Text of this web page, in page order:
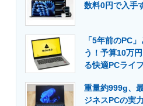
数料0円で入手
「5年前のPC
う！予算10万
る快適PCライフ
重量約999g、
ジネスPCの実